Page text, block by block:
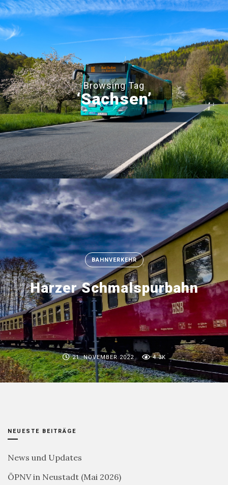
Browsing Tag
‘Sachsen’
BAHNVERKEHR
Harzer Schmalspurbahn
21. NOVEMBER 2022 4.3K
NEUESTE BEITRÄGE
News und Updates
ÖPNV in Neustadt (Mai 2026)